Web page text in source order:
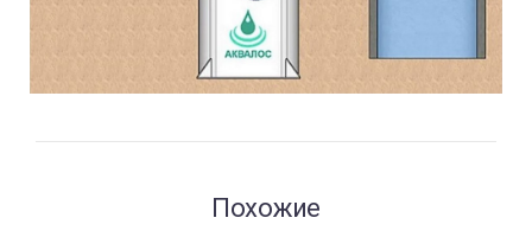
Похожие